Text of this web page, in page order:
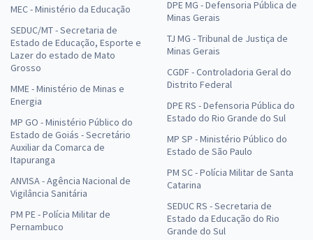
MEC - Ministério da Educação
SEDUC/MT - Secretaria de
Estado de Educação, Esporte e
Lazer do estado de Mato
Grosso
MME - Ministério de Minas e
Energia
MP GO - Ministério Público do
Estado de Goiás - Secretário
Auxiliar da Comarca de
Itapuranga
ANVISA - Agência Nacional de
Vigilância Sanitária
PM PE - Polícia Militar de
Pernambuco
DPE MG - Defensoria Pública de
Minas Gerais
TJ MG - Tribunal de Justiça de
Minas Gerais
CGDF - Controladoria Geral do
Distrito Federal
DPE RS - Defensoria Pública do
Estado do Rio Grande do Sul
MP SP - Ministério Público do
Estado de São Paulo
PM SC - Polícia Militar de Santa
Catarina
SEDUC RS - Secretaria de
Estado da Educação do Rio
Grande do Sul